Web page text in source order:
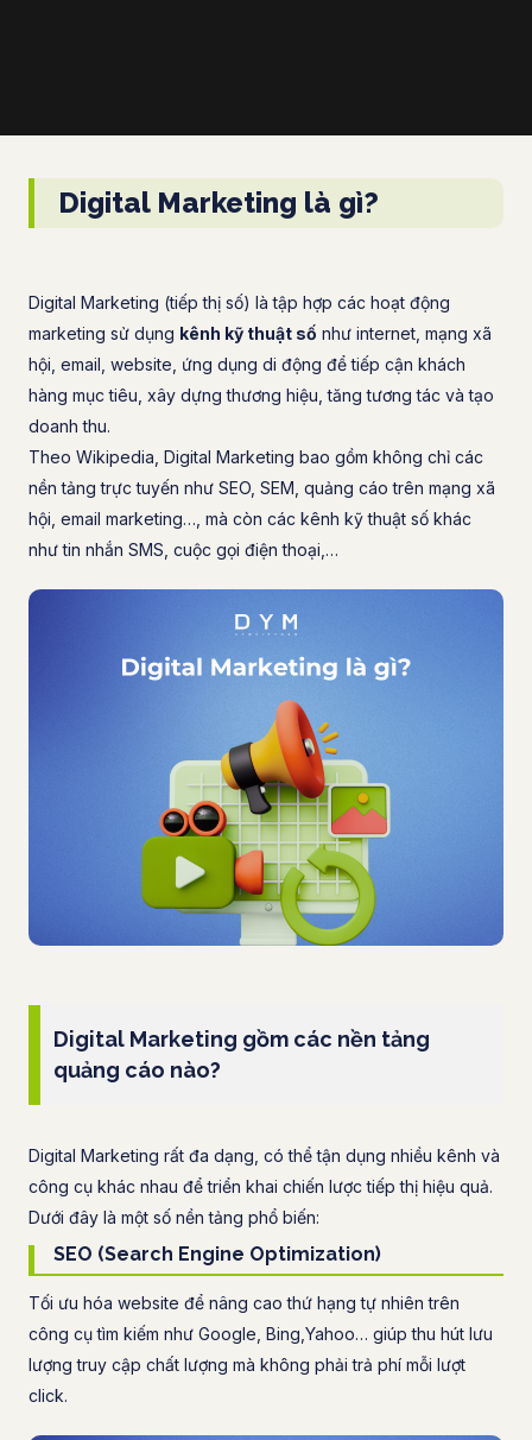
Digital Marketing là gì?
Digital Marketing (tiếp thị số) là tập hợp các hoạt động
marketing sử dụng kênh kỹ thuật số như internet, mạng xã
hội, email, website, ứng dụng di động để tiếp cận khách
hàng mục tiêu, xây dựng thương hiệu, tăng tương tác và tạo
doanh thu.
Theo Wikipedia, Digital Marketing bao gồm không chỉ các
nền tảng trực tuyến như SEO, SEM, quảng cáo trên mạng xã
hội, email marketing…, mà còn các kênh kỹ thuật số khác
như tin nhắn SMS, cuộc gọi điện thoại,…
Digital Marketing gồm các nền tảng
quảng cáo nào?
Digital Marketing rất đa dạng, có thể tận dụng nhiều kênh và
công cụ khác nhau để triển khai chiến lược tiếp thị hiệu quả.
Dưới đây là một số nền tảng phổ biến:
SEO (Search Engine Optimization)
Tối ưu hóa website để nâng cao thứ hạng tự nhiên trên
công cụ tìm kiếm như Google, Bing,Yahoo… giúp thu hút lưu
lượng truy cập chất lượng mà không phải trả phí mỗi lượt
click.